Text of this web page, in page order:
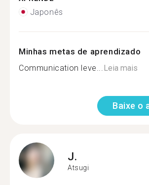
Japonês
Minhas metas de aprendizado
Communication leve... Leia mais
Baixe o
J.
Atsugi